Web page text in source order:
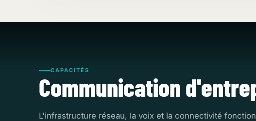
CAPACITÉS
Communication
L'infrastructure réseau, la voix et la connectivité